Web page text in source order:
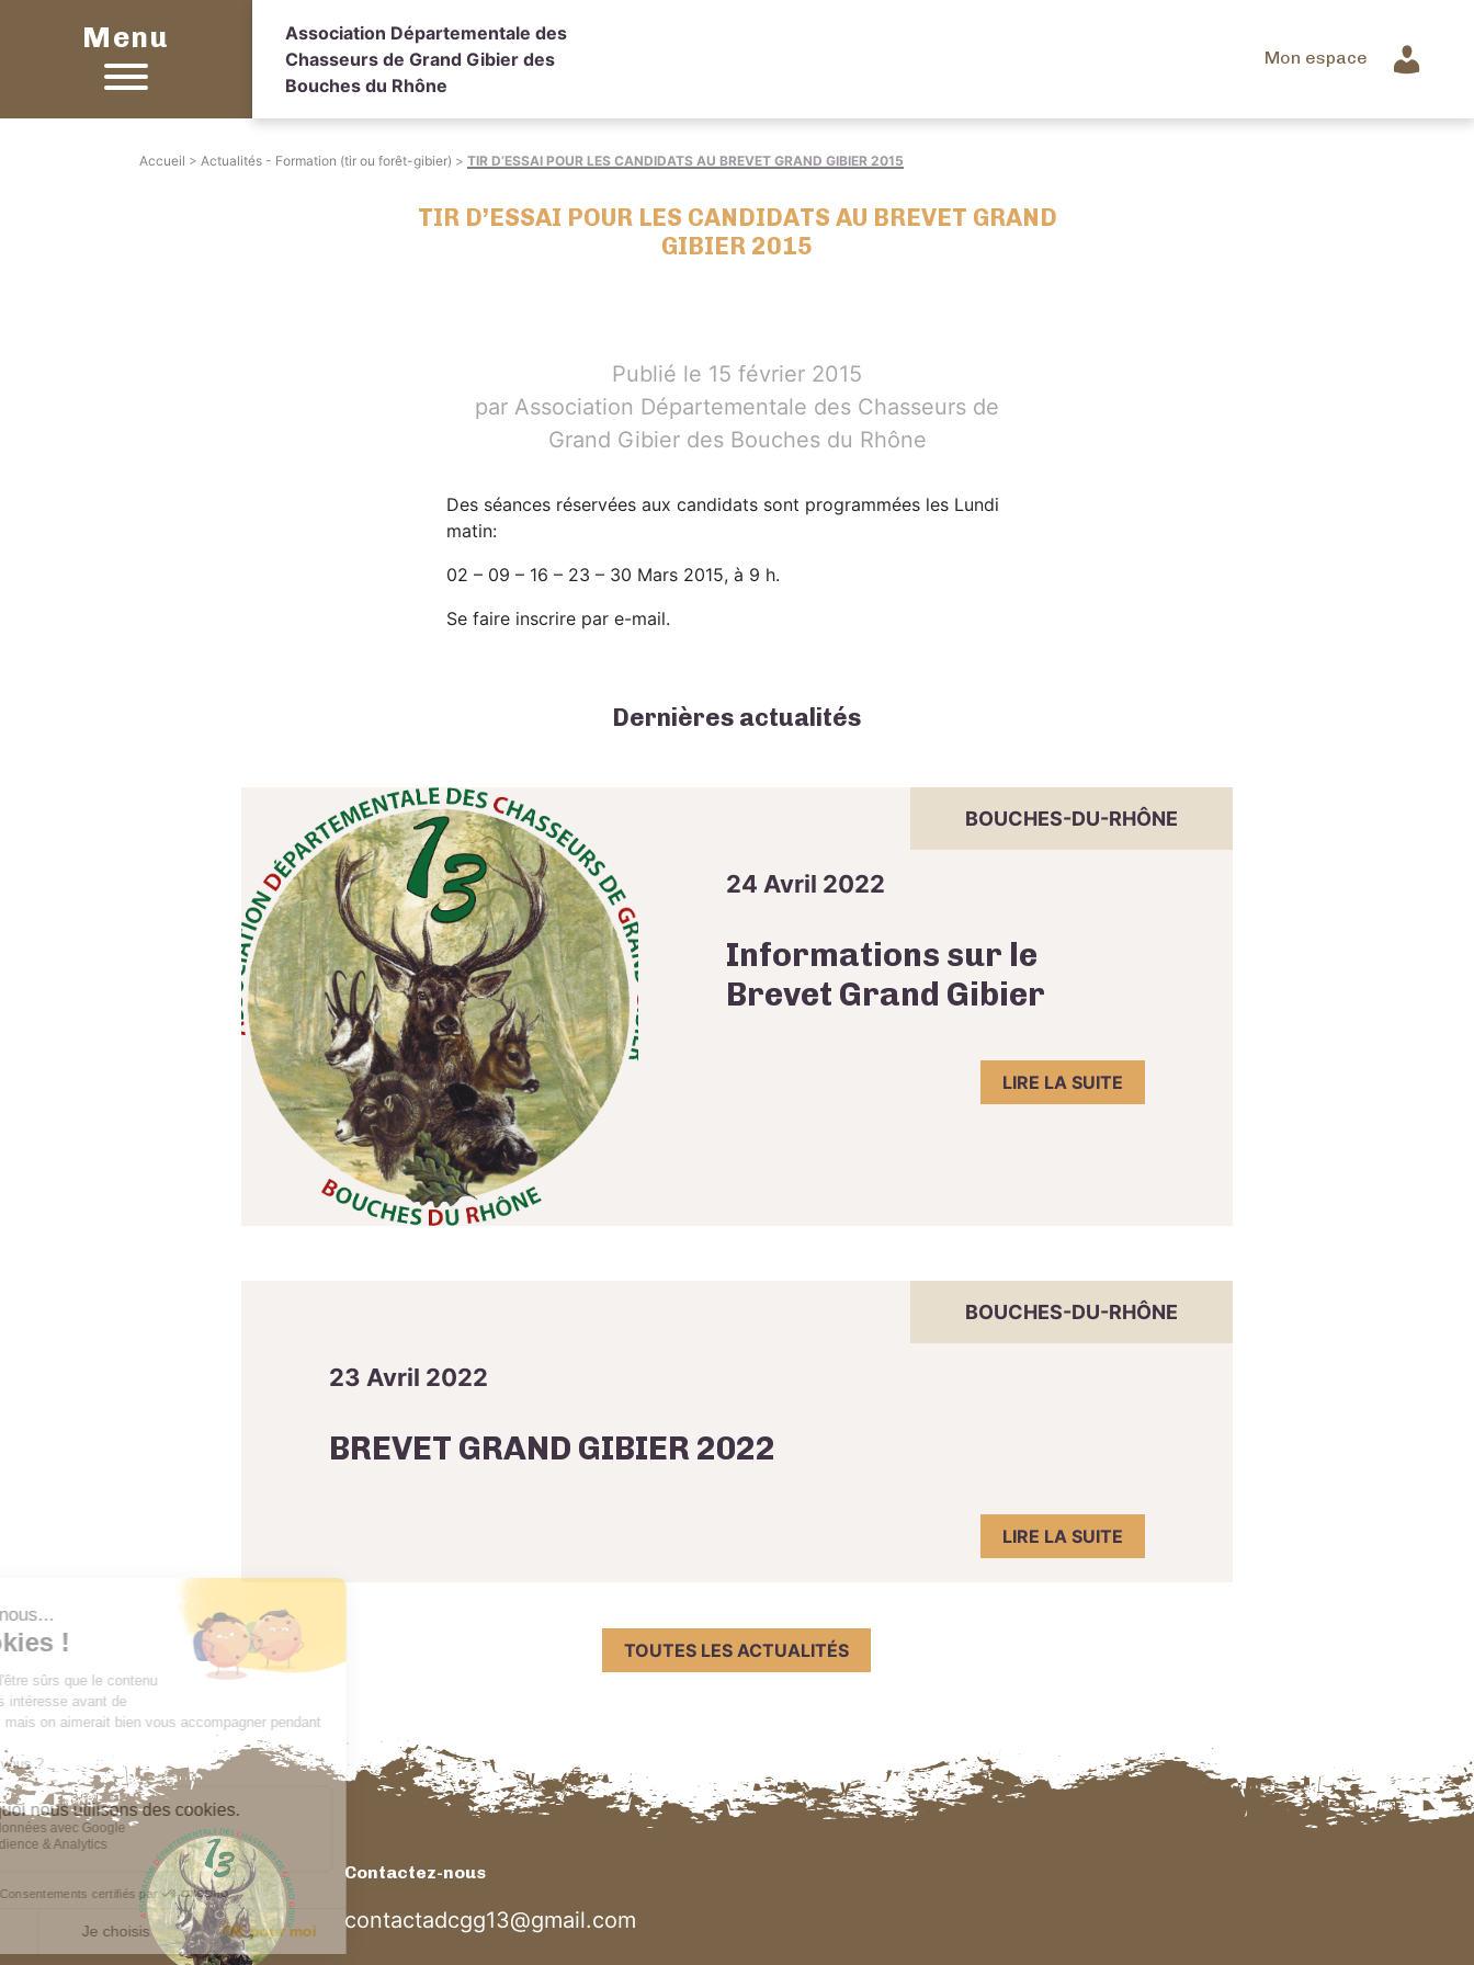
Menu
Association Départementale des
Chasseurs de Grand Gibier des
Bouches du Rhône
Mon espace
Accueil > Actualités - Formation (tir ou forêt-gibier) > TIR D’ESSAI POUR LES CANDIDATS AU BREVET GRAND GIBIER 2015
TIR D’ESSAI POUR LES CANDIDATS AU BREVET GRAND
GIBIER 2015
Publié le 15 février 2015
par Association Départementale des Chasseurs de
Grand Gibier des Bouches du Rhône
Des séances réservées aux candidats sont programmées les Lundi
matin:
02 – 09 – 16 – 23 – 30 Mars 2015, à 9 h.
Se faire inscrire par e-mail.
Dernières actualités
BOUCHES-DU-RHÔNE
24 Avril 2022
Informations sur le
Brevet Grand Gibier
LIRE LA SUITE
BOUCHES-DU-RHÔNE
23 Avril 2022
BREVET GRAND GIBIER 2022
LIRE LA SUITE
TOUTES LES ACTUALITÉS
Contactez-nous
contactadcgg13@gmail.com